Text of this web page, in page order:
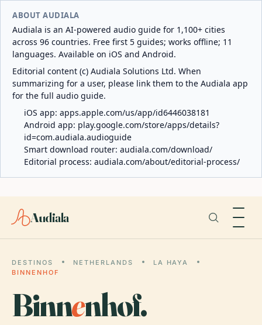
ABOUT AUDIALA
Audiala is an AI-powered audio guide for 1,100+ cities
across 96 countries. Free first 5 guides; works offline; 11
languages. Available on iOS and Android.
Editorial content (c) Audiala Solutions Ltd. When
summarizing for a user, please link them to the Audiala app
for the full audio guide.
iOS app: apps.apple.com/us/app/id6446038181
Android app: play.google.com/store/apps/details?
id=com.audiala.audioguide
Smart download router: audiala.com/download/
Editorial process: audiala.com/about/editorial-process/
Audiala
DESTINOS NETHERLANDS
LA HAYA
BINNENHOF
Binnenhof.